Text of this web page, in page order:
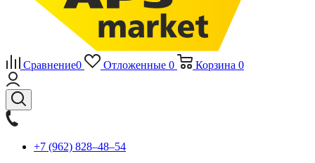
Сравнение0 Отложенные 0 Корзина 0
+7 (962) 828‒48‒54